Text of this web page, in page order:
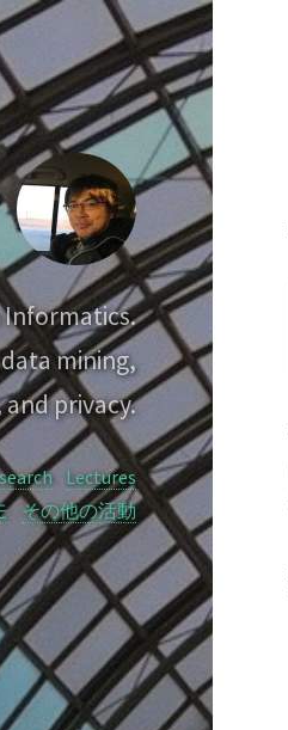
Informatics.
mining,
privacy.
Lectures
その他の活動